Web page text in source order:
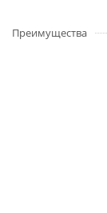
Преимущества